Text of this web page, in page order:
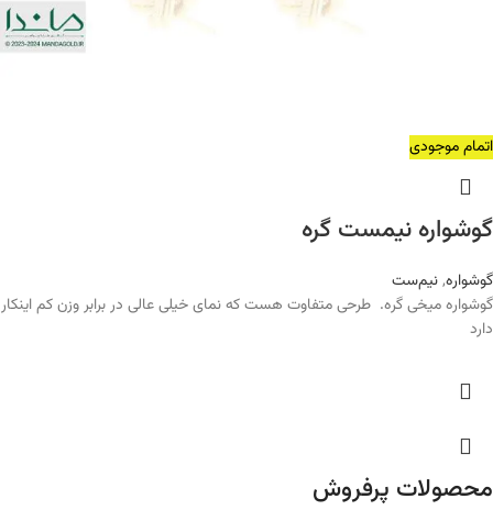
اتمام موجودی
گوشواره نیمست گره
گوشواره,نیم‌ست
گوشواره میخی گره. طرحی متفاوت هست که نمای خیلی عالی در برابر وزن کم اینکار
دارد
محصولات پرفروش